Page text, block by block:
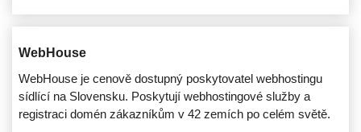
WebHouse
WebHouse je cenově dostupný poskytovatel webhostingu
sídlící na Slovensku. Poskytují webhostingové služby a
registraci domén zákazníkům v 42 zemích po celém světě.